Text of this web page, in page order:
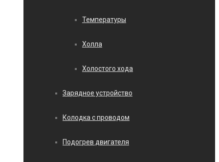
Температуры
Холла
Холостого хода
Зарядное устройство
Колодка с проводом
Подогрев двигателя